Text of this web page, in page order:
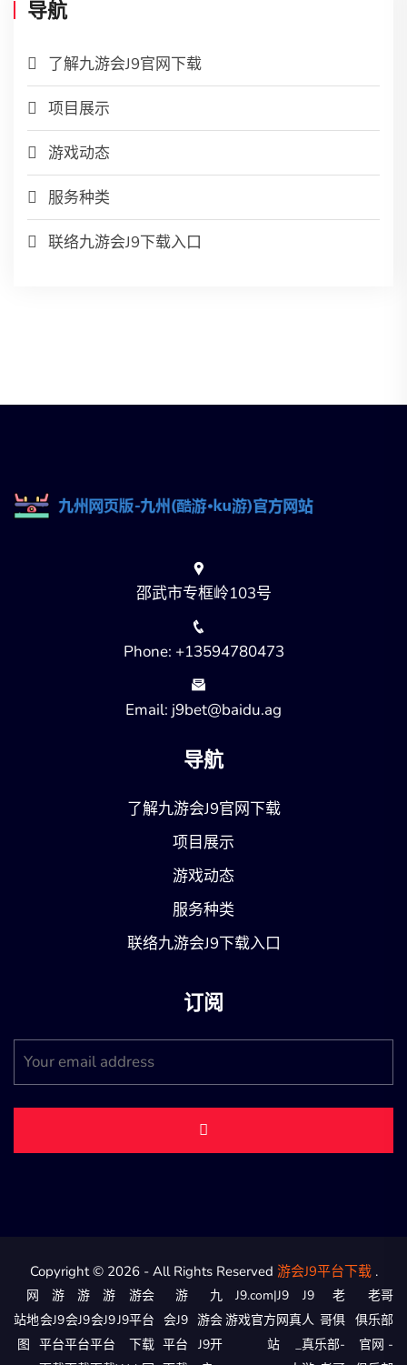
导航
了解九游会J9官网下载
项目展示
游戏动态
服务种类
联络九游会J9下载入口
邵武市专框岭103号
Phone: +13594780473
Email: j9bet@baidu.ag
导航
了解九游会J9官网下载
项目展示
游戏动态
服务种类
联络九游会J9下载入口
订阅
Copyright © 2026 - All Rights Reserved 游会J9平台下载.
网
站地
图
游
会J9
平台
游
会J9
平台
游
会J9
平台
游会
J9平台
下载
游
会J9
平台
九
游会
J9开
J9.com|J9
游戏官方网
站
J9
真人
_真
老
哥俱
乐部-
老哥
俱乐部
官网 -